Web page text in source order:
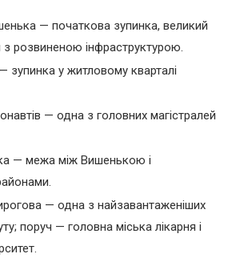
— початкова зупинка, великий
розвиненою інфраструктурою.
зупинка у житловому кварталі
— одна з головних магістралей
— межа між Вишенькою і
— одна з найзавантаженіших
поруч — головна міська лікарня і